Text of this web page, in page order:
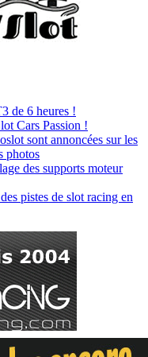
de 6 heures !
Cars Passion !
sont annoncées sur les
photos
des supports moteur
pistes de slot racing en